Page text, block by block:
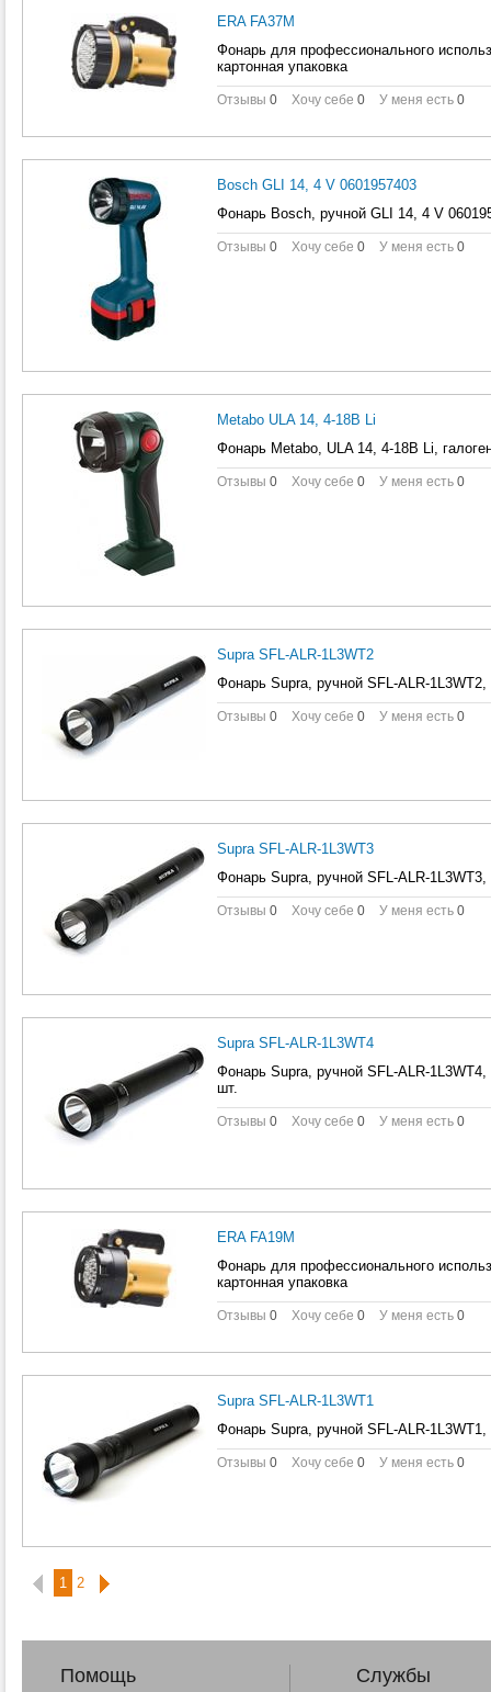
ERA FA37M
Фонарь для профессионального
картонная упаковка
Отзывы 0 Хочу себе 0 У меня есть 0
Bosch GLI 14, 4 V 0601957403
Фонарь Bosch, ручной GLI 14, 4 V
Отзывы 0 Хочу себе 0 У меня есть 0
Metabo ULA 14, 4-18B Li
Фонарь Metabo, ULA 14, 4-18B Li,
Отзывы 0 Хочу себе 0 У меня есть 0
Supra SFL-ALR-1L3WT2
Фонарь Supra, ручной SFL-ALR-
Отзывы 0 Хочу себе 0 У меня есть 0
Supra SFL-ALR-1L3WT3
Фонарь Supra, ручной SFL-ALR-
Отзывы 0 Хочу себе 0 У меня есть 0
Supra SFL-ALR-1L3WT4
Фонарь Supra, ручной SFL-ALR-
шт.
Отзывы 0 Хочу себе 0 У меня есть 0
ERA FA19M
Фонарь для профессионального
картонная упаковка
Отзывы 0 Хочу себе 0 У меня есть 0
Supra SFL-ALR-1L3WT1
Фонарь Supra, ручной SFL-ALR-
Отзывы 0 Хочу себе 0 У меня есть 0
1 2
Помощь Службы